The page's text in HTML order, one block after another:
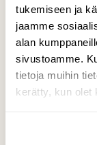
tukemiseen ja
jaamme
alan
sivustoamme.
tietoja muihin
kerätty, kun olet
Lisää